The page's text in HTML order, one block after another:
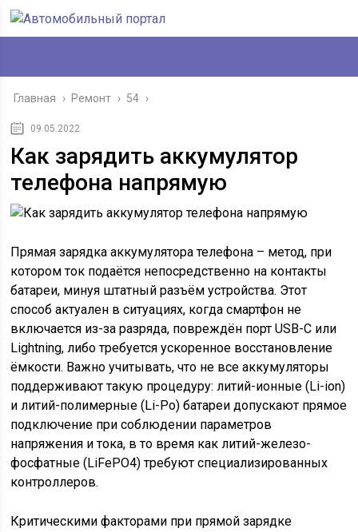
Главная › Ремонт › 54 ›
09.05.2022
Как зарядить аккумулятор
телефона напрямую
Прямая зарядка аккумулятора телефона – метод, при
котором ток подаётся непосредственно на контакты
батареи, минуя штатный разъём устройства. Этот
способ актуален в ситуациях, когда смартфон не
включается из-за разряда, повреждён порт USB-C или
Lightning, либо требуется ускоренное восстановление
ёмкости. Важно учитывать, что не все аккумуляторы
поддерживают такую процедуру: литий-ионные (Li-ion)
и литий-полимерные (Li-Po) батареи допускают прямое
подключение при соблюдении параметров
напряжения и тока, в то время как литий-железо-
фосфатные (LiFePO4) требуют специализированных
контроллеров.
Критическими факторами при прямой зарядке